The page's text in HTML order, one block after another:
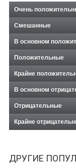
Очень
Смешанные
В основном
Положительные
Крайне
В основном
Отрицательные
Крайне
ДРУГИЕ